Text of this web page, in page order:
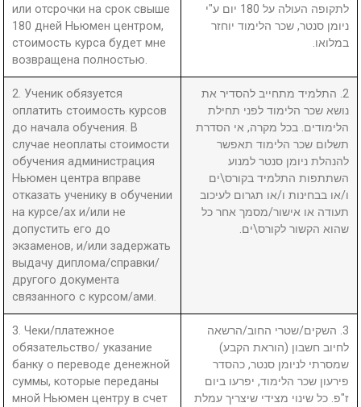
или отсрочки на срок свыше
180 дней Ньюмен центром,
стоимость курса будет мне
возвращена полностью.
לתקופה העולה על 180 יום ע"י
ניומן סנטר, שכר הלימוד יוחזר
במלואו.
2. Ученик обязуется
оплатить стоимость курсов
до начала обучения. В
случае неоплаты стоимости
обучения администрация
Ньюмен центра вправе
отказать ученику в обучении
на курсе/ах и/или не
допустить его до
экзаменов, и/или задержать
выдачу диплома/справки/
другого документа
связанного с курсом/ами.
2. התלמיד מתחייב להסדיר את
נושא שכר הלימוד לפני תחילת
הלימודים. בכל מקרה, אי הסדרת
תשלום שכר הלימוד תאפשר
להנהלת ניומן סנטר למנוע
השתתפות התלמיד בקורס\ים
ו/או בבחינות ו/או תגרום לעיכוב
תעודה או אישור/מסמך אחר כל
שהוא הקשור לקורס\ים.
3. Чеки/платежное
обязательство/ указание
банку о переводе денежной
суммы, которые переданы
мной Ньюмен центру в счет
3. השקים/שטרי החוב/הרשאה
לחיוב חשבון (הוראת הקבע)
שמסרתי לניומן סנטר, כהסדר
פירעון שכר הלימוד, יפרעו ביום
ז"פ. כל שינוי מצידי שיצריך עמלת